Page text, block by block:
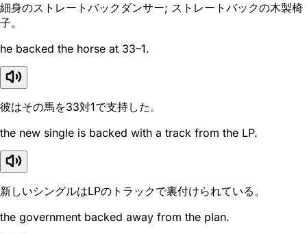
細身のストレートバックダンサー; ストレートバックの木製椅
子。
he backed the horse at 33–1.
彼はその馬を33対1で支持した。
the new single is backed with a track from the LP.
新しいシングルはLPのトラックで裏付けられている。
the government backed away from the plan.